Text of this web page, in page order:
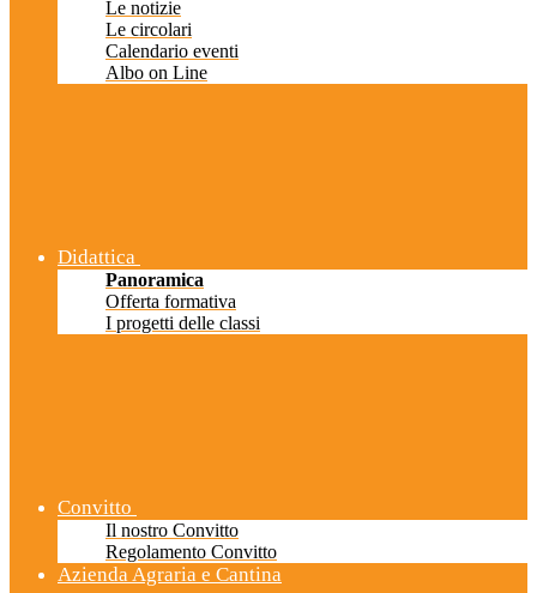
Le notizie
Le circolari
Calendario eventi
Albo on Line
Didattica
Panoramica
Offerta formativa
I progetti delle classi
Convitto
Il nostro Convitto
Regolamento Convitto
Azienda Agraria e Cantina